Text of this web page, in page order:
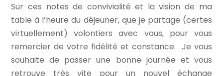
Sur ces notes de convivialité et la vision de ma
table à l’heure du déjeuner, que je partage (certes
virtuellement) volontiers avec vous, pour vous
remercier de votre fidélité et constance. Je vous
souhaite de passer une bonne journée et vous
retrouve très vite pour un nouvel échange